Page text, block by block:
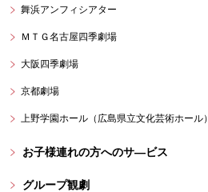
舞浜アンフィシアター
ＭＴＧ名古屋四季劇場
大阪四季劇場
京都劇場
上野学園ホール（広島県立文化芸術ホール）
お子様連れの方へのサ―ビス
グループ観劇